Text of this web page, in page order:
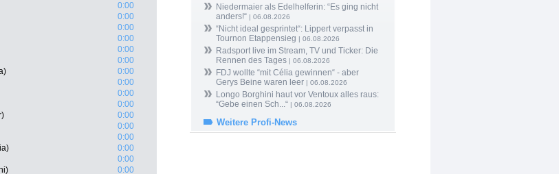
0:00
0:00
0:00
0:00
0:00
0:00
0:00
0:00
0:00
0:00
0:00
0:00
0:00
0:00
0:00
0:00
Niedermaier als Edelhelferin: “Es ging nicht
anders!“ | 06.08.2026
“Nicht ideal gesprintet“: Lippert verpasst in
Tournon Etappensieg | 06.08.2026
Radsport live im Stream, TV und Ticker: Die
Rennen des Tages | 06.08.2026
FDJ wollte “mit Célia gewinnen“ - aber
Gerys Beine waren leer | 06.08.2026
Longo Borghini haut vor Ventoux alles raus:
“Gebe einen Sch...“ | 06.08.2026
Weitere Profi-News